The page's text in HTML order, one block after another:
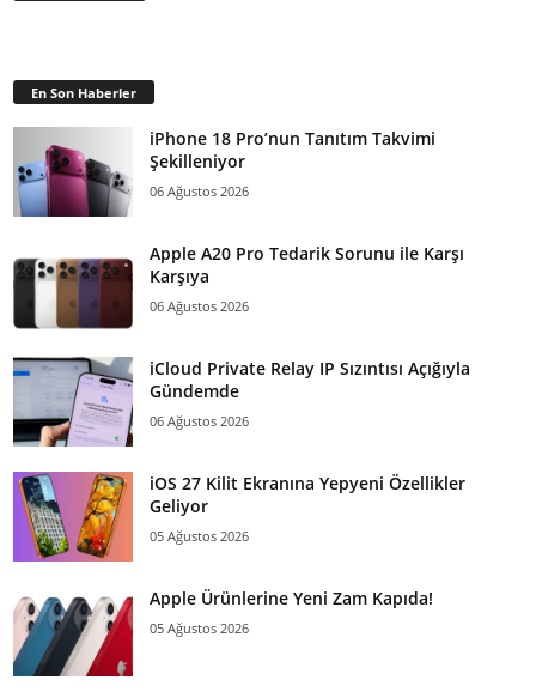
En Son Haberler
iPhone 18 Pro’nun Tanıtım Takvimi
Şekilleniyor
06 Ağustos 2026
Apple A20 Pro Tedarik Sorunu ile Karşı
Karşıya
06 Ağustos 2026
iCloud Private Relay IP Sızıntısı Açığıyla
Gündemde
06 Ağustos 2026
iOS 27 Kilit Ekranına Yepyeni Özellikler
Geliyor
05 Ağustos 2026
Apple Ürünlerine Yeni Zam Kapıda!
05 Ağustos 2026